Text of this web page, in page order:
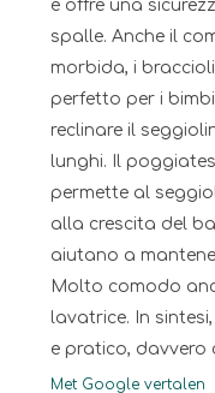
e offre una
spalle. Anche il
morbida, i
perfetto per i
reclinare il
lunghi. Il
permette al
alla crescita del
aiutano a
Molto comodo
lavatrice. In
e pratico, davvero
Met Google vertalen